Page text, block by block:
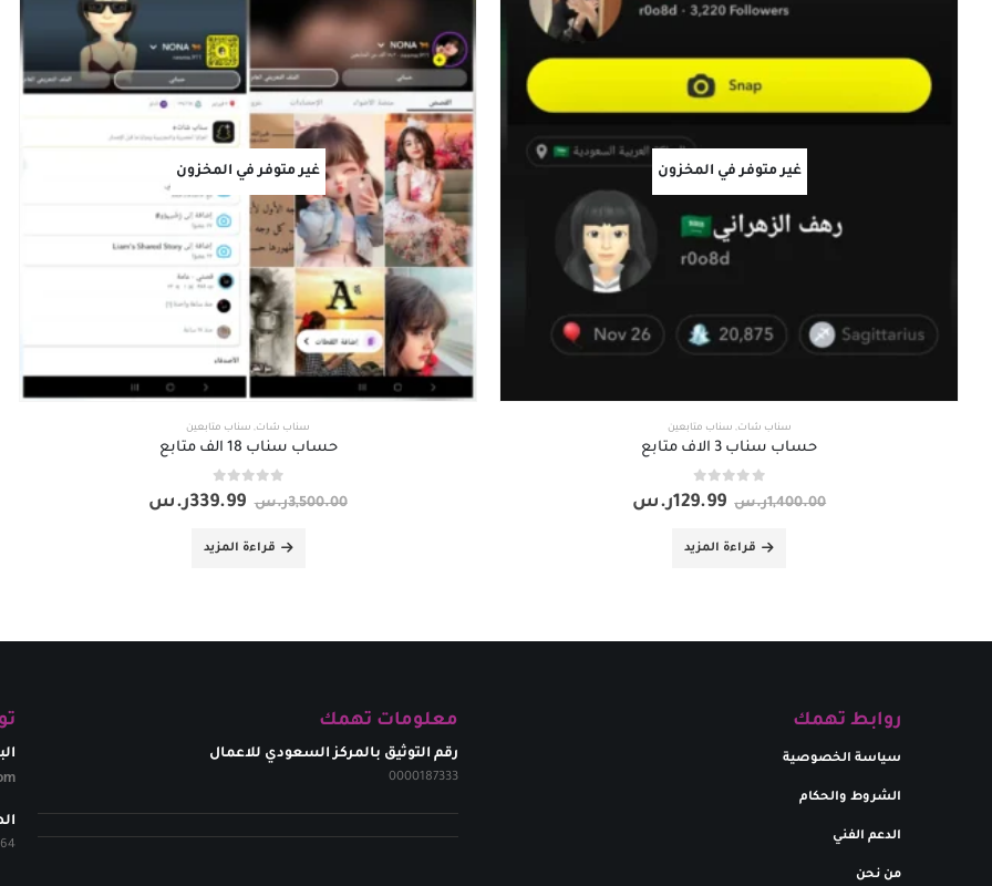
غير متوفر في المخزون
سناب شات, سناب متابعين
حساب سناب 3 الاف متابع
1,400.00ر.س 129.99ر.س
قراءة المزيد
غير متوفر في المخزون
سناب شات, سناب متابعين
حساب سناب 18 الف متابع
3,500.00ر.س 339.99ر.س
قراءة المزيد
روابط تهمك
سياسة الخصوصية
الشروط والحكام
الدعم الفني
من نحن
معلومات تهمك
رقم التوثيق بالمركز السعودي للاعمال
0000187333